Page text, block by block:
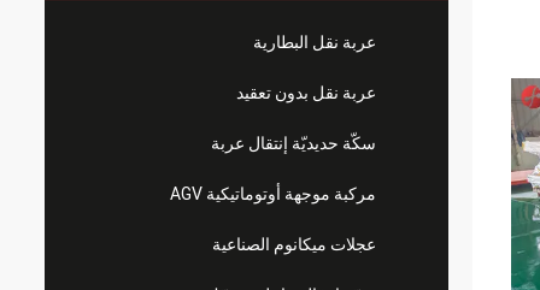
عربة نقل البطارية
عربة نقل بدون تعقيد
سكّة حديديّة إنتقال عربة
مركبة موجهة أوتوماتيكية AGV
عجلات ميكانوم الصناعية